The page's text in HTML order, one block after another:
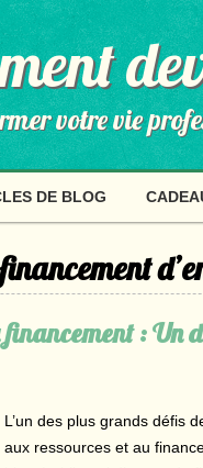
votre vie
DE BLOG
financement : Un
L’un des plus grands défis
aux ressources et au